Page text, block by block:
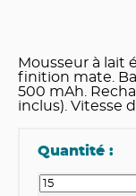
Mousseur à lait
finition mate.
500 mAh.
inclus). Vitesse
Quantité :